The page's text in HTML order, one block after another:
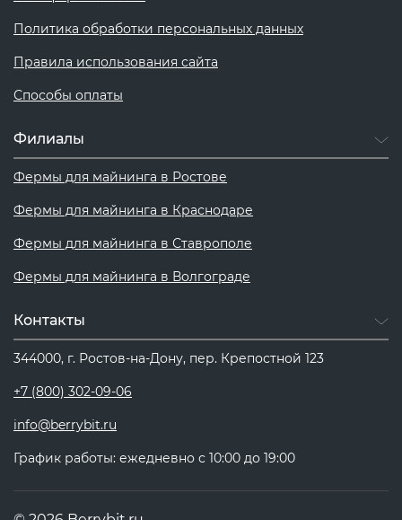
Политика обработки персональных данных
Правила использования сайта
Способы оплаты
Филиалы
Фермы для майнинга в Ростове
Фермы для майнинга в Краснодаре
Фермы для майнинга в Ставрополе
Фермы для майнинга в Волгограде
Контакты
344000, г. Ростов-на-Дону, пер. Крепостной 123
+7 (800) 302-09-06
info@berrybit.ru
График работы: ежедневно с 10:00 до 19:00